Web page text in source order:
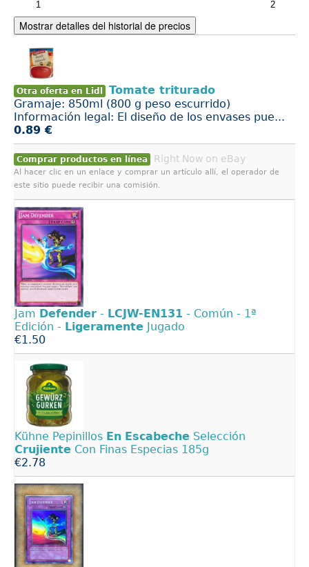
Mostrar detalles del historial de precios
Otra oferta en Lidl
Tomate triturado
Gramaje: 850ml (800 g peso escurrido)
Información legal: El diseño de los envases pue...
0.89 €
Comprar productos en línea Right Now on eBay
Al hacer clic en un enlace y comprar un artículo allí, el operador de
este sitio puede recibir una comisión.
Jam Defender - LCJW-EN131 - Común - 1ª
Edición - Ligeramente Jugado
€1.50
Kühne Pepinillos En Escabeche Selección
Crujiente Con Finas Especias 185g
€2.78